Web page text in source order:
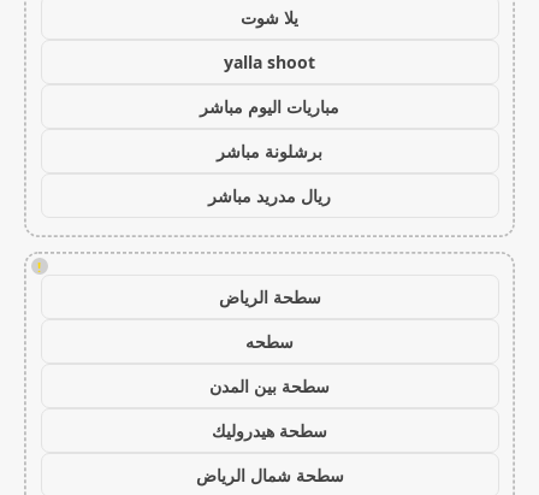
يلا شوت
yalla shoot
مباريات اليوم مباشر
برشلونة مباشر
ريال مدريد مباشر
!
سطحة الرياض
سطحه
سطحة بين المدن
سطحة هيدروليك
سطحة شمال الرياض